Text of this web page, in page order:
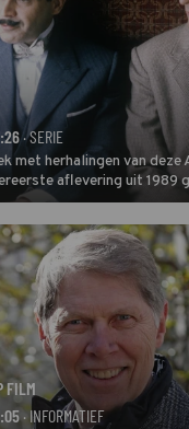
· SERIE
met herhalingen van deze
aflevering uit 1989
een vermiste kok.
(HH)
FILM
· INFORMATIEF